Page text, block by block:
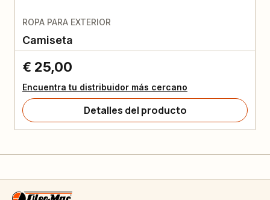
ROPA PARA EXTERIOR
Camiseta
€ 25,00
Encuentra tu distribuidor más cercano
Detalles del producto